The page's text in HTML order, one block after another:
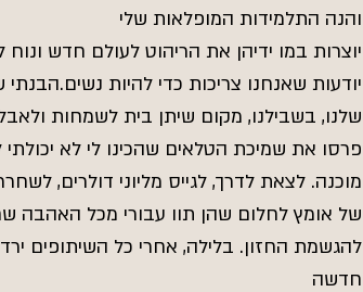
והנה התלמידות המופלאות שלי
יוצרות במו ידיהן את הריהוט לעולם חדש
יודעות שאנחנו צריכות כדי להיות
שלנו, בשבילנו, מקום שיתן בית לשמחות
פרסו את שמיכת הטלאים שהכינו לי לא
מוכנה. לצאת לדרך, לגייס מליוני דולרים,
של אומץ לחלום שהן תוו עבורי מכל האהבה
להגשמת החזון. בלילה, אחרי כל השיתופים
חדשה